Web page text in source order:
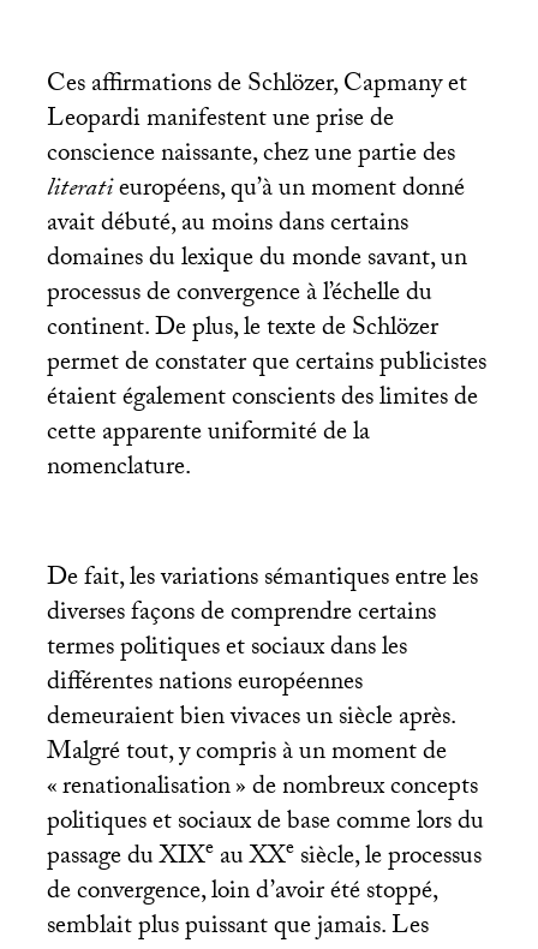
Ces affirmations de Schlözer, Capmany et
Leopardi manifestent une prise de
conscience naissante, chez une partie des
literatieuropéens, qu’à un moment donné
avait débuté, au moins dans certains
domaines du lexique du monde savant, un
processus de convergence à l’échelle du
continent. De plus, le texte de Schlözer
permet de constater que certains publicistes
étaient également conscients des limites de
cette apparente uniformité de la
nomenclature.
De fait, les variations sémantiques entre les
diverses façons de comprendre certains
termes politiques et sociaux dans les
différentes nations européennes
demeuraient bien vivaces un siècle après.
Malgré tout, y compris à un moment de
«renationalisation» de nombreux concepts
politiques et sociaux de base comme lors du
passage duXIXeauXXesiècle, le processus
de convergence, loin d’avoir été stoppé,
semblait plus puissant que jamais. Les